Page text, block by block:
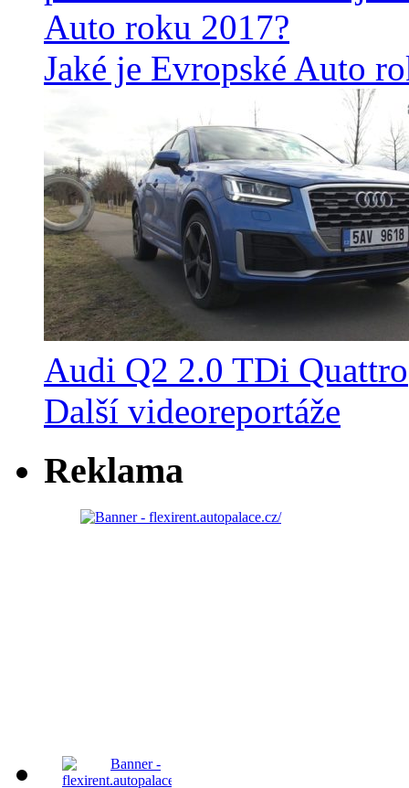
Jaké je Evropské Auto
Audi Q2 2.0 TDi Quattro
Další videoreportáže
Reklama